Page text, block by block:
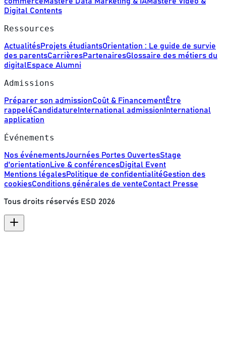
Digital Contents
Ressources
ActualitésProjets étudiantsOrientation : Le guide de survie
des parentsCarrièresPartenairesGlossaire des métiers du
digital Espace Alumni
Admissions
Préparer son admissionCoût & FinancementÊtre
rappeléCandidature International admission International
application
Événements
Nos événementsJournées Portes OuvertesStage
d'orientation Live & conférencesDigital Event
Mentions légalesPolitique de confidentialitéGestion des
cookiesConditions générales de venteContact Presse
Tous droits réservés ESD 2026